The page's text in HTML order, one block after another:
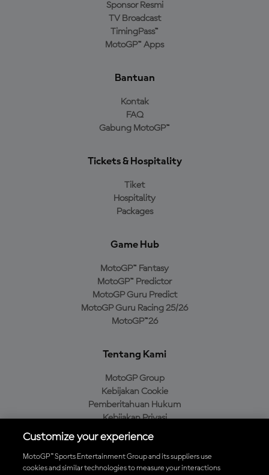
Sponsor Resmi
TV Broadcast
TimingPass™
MotoGP™ Apps
Bantuan
Kontak
FAQ
Gabung MotoGP™
Tickets & Hospitality
Tiket
Hospitality
Packages
Game Hub
MotoGP™ Fantasy
MotoGP™ Predictor
MotoGP Guru Predict
MotoGP Guru Racing 25/26
MotoGP™26
Tentang Kami
MotoGP Group
Kebijakan Cookie
Pemberitahuan Hukum
Kebijakan Privasi
Kebijakan Pembelian
Customize your experience
MotoGP™ Sports Entertainment Group and its suppliers use
cookies and similar technologies to measure your interactions